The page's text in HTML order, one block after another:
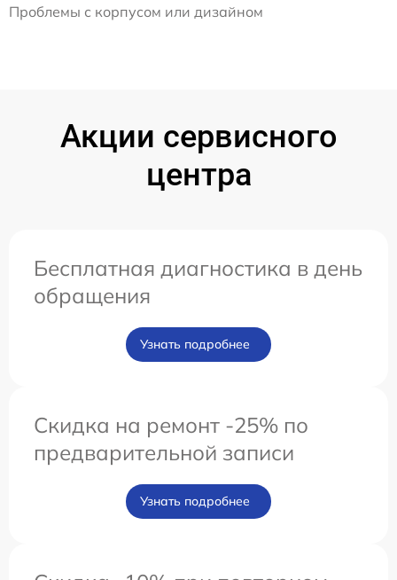
Проблемы с корпусом или дизайном
Акции сервисного
центра
Бесплатная диагностика в день
обращения
Узнать подробнее
Скидка на ремонт -25% по
предварительной записи
Узнать подробнее